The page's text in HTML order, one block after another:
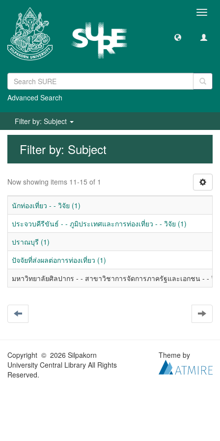
Advanced Search
Filter by: Subject
Filter by: Subject
Now showing items 11-15 of 1
นักท่องเที่ยว - - วิจัย (1)
ประจวบคีรีขันธ์ - - ภูมิประเทศและการท่องเที่ยว - - วิจัย (1)
ปราณบุรี (1)
ปัจจัยที่ส่งผลต่อการท่องเที่ยว (1)
มหาวิทยาลัยศิลปากร - - สาขาวิชาการจัดการภาครัฐและเอกชน - - วิ
Copyright © 2026 Silpakorn
University Central Library All Rights
Reserved.
Theme by